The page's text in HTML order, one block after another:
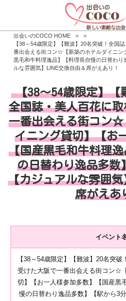
出会いのCOCO HOME >
>
【38～54歳限定】【難波】20名突破！全国
番出会える街コン☆【新築のホテルダイニン
黒毛和牛料理逸品】【料理長自慢の日替わ
ルな雰囲気】LINE交換自由＆席がえあり！
【38～54歳限定】【
全国誌・美人百花に
一番出会える街コン☆
イニング貸切】【お
【国産黒毛和牛料理
の日替わり逸品多数
【カジュアルな雰囲
席がえあ
イベント
【38～54歳限定】【難波】20名突
受けた大阪で一番出会える街コン☆
切】【お一人様参加多数】【国産黒
慢の日替わり逸品多数】【駅から3